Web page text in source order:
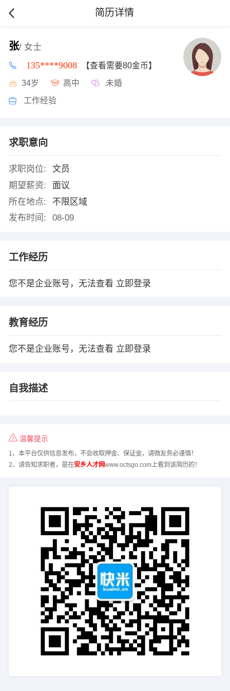
简历详情
张/ 女士
135****9008 【查看需要80金币】
34岁 高中 未婚
工作经验
求职意向
求职岗位:
文员
期望薪资:
面议
所在地点:
不限区域
发布时间:
08-09
工作经历
您不是企业账号，无法查看 立即登录
教育经历
您不是企业账号，无法查看 立即登录
自我描述
温馨提示
1、本平台仅供信息发布，不会收取押金、保证金，请微友务必谨慎！
2、请告知求职者，是在安乡人才网www.octsgo.com上看到该简历的！